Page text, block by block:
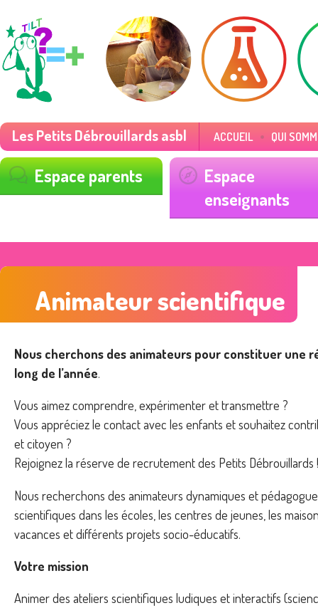
Les Petits Débrouillards asbl ACCUEIL QUI
Espace parents
Espace
enseignants
Animateur scientifique
Nous cherchons des animateurs pour constituer une
long de l’année.
Vous aimez comprendre, expérimenter et transmettre ?
Vous appréciez le contact avec les enfants et souhaitez
et citoyen ?
Rejoignez la réserve de recrutement des Petits Débrouillards !
Nous recherchons des animateurs dynamiques et
scientifiques dans les écoles, les centres de jeunes, les
vacances et différents projets socio-éducatifs.
Votre mission
Animer des ateliers scientifiques ludiques et interactifs